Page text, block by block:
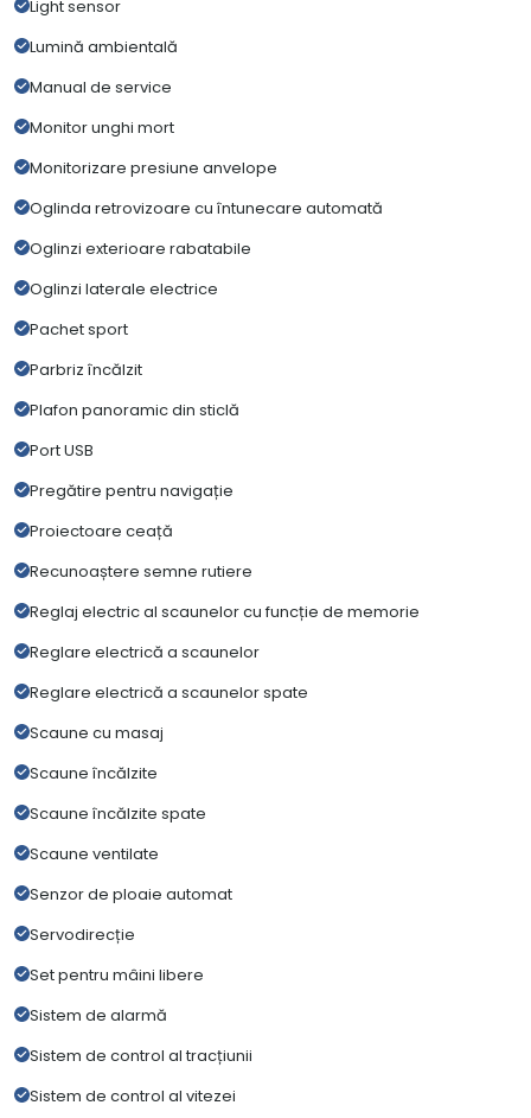
Light sensor
Lumină ambientală
Manual de service
Monitor unghi mort
Monitorizare presiune anvelope
Oglinda retrovizoare cu întunecare automată
Oglinzi exterioare rabatabile
Oglinzi laterale electrice
Pachet sport
Parbriz încălzit
Plafon panoramic din sticlă
Port USB
Pregătire pentru navigație
Proiectoare ceață
Recunoaștere semne rutiere
Reglaj electric al scaunelor cu funcție de memorie
Reglare electrică a scaunelor
Reglare electrică a scaunelor spate
Scaune cu masaj
Scaune încălzite
Scaune încălzite spate
Scaune ventilate
Senzor de ploaie automat
Servodirecție
Set pentru mâini libere
Sistem de alarmă
Sistem de control al tracțiunii
Sistem de control al vitezei